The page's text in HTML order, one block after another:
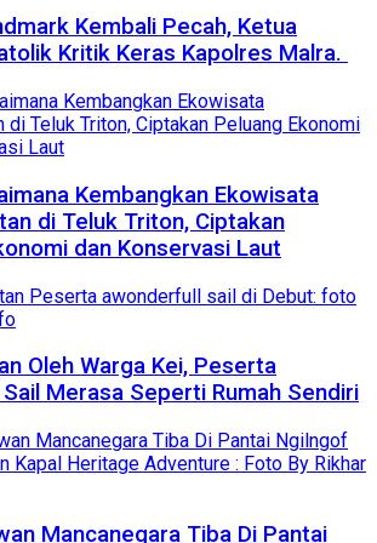
Kembali Pecah, Ketua
Kritik Keras Kapolres Malra.
Kembangkan Ekowisata
di Teluk Triton, Ciptakan
dan Konservasi Laut
Oleh Warga Kei, Peserta
Merasa Seperti Rumah Sendiri
Mancanegara Tiba Di Pantai